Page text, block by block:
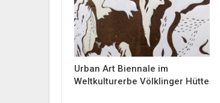
Urban Art Biennale im
Weltkulturerbe Völklinger Hütte